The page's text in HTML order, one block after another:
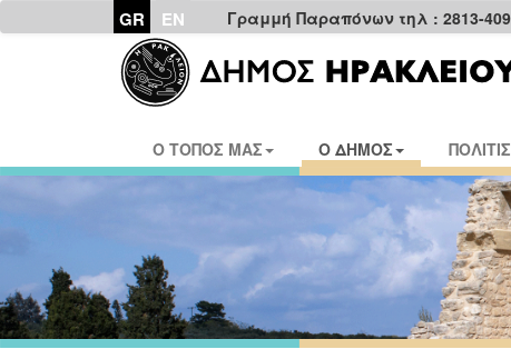
GR EN Γραμμή Παραπόνων τηλ : 2813-
Ο ΤΟΠΟΣ ΜΑΣ Ο ΔΗΜΟΣ